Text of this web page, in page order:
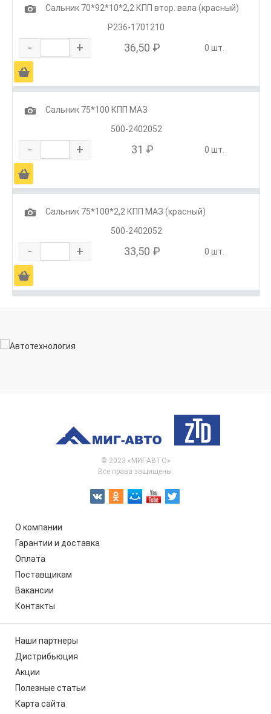
1
Сальник 70*92*10*2,2 КПП втор. вала (красный)
Р236-1701210
- + 36,50 ₽ 0 шт.
Ä
1
Сальник 75*100 КПП МАЗ
500-2402052
- + 31 ₽ 0 шт.
Ä
1
Сальник 75*100*2,2 КПП МАЗ (красный)
500-2402052
- + 33,50 ₽ 0 шт.
Ä
© 2023 «МИГ-АВТО»
Все права защищены.
О компании
Гарантии и доставка
Оплата
Поставщикам
Вакансии
Контакты
Наши партнеры
Дистрибьюция
Акции
Полезные статьи
Карта сайта